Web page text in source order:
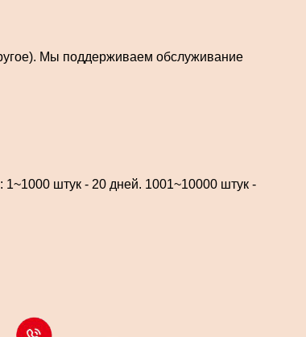
Мы поддерживаем обслуживание
штук - 20 дней. 1001~10000 штук -